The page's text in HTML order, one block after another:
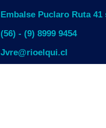
Embalse Puclaro Ruta 41
(56) - (9) 8999 9454
Jvre@rioelqui.cl